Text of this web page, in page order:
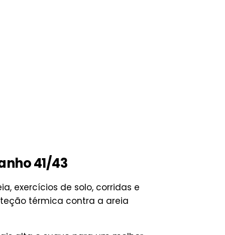
41/43
exercícios de solo, corridas e
térmica contra a areia